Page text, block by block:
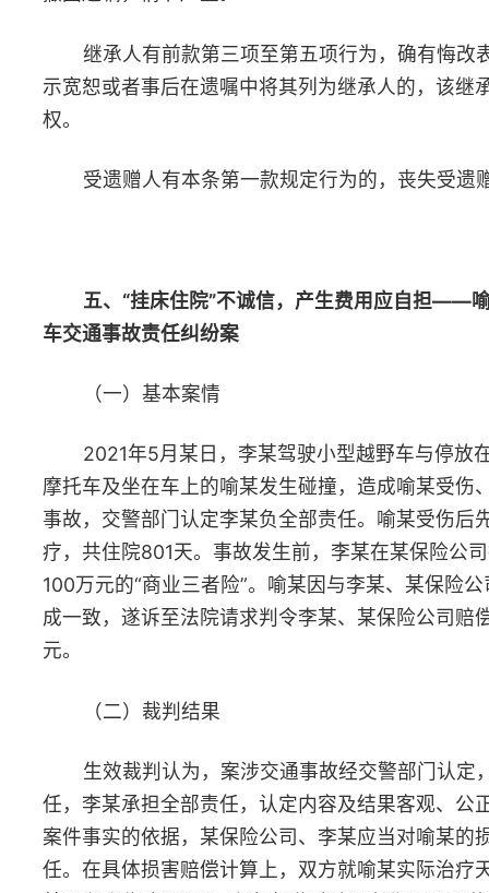
上一篇：中共中央 国务院印发《党政机关厉行节约反
下一篇：2025年国家统一法律职业资格考试将于6月16